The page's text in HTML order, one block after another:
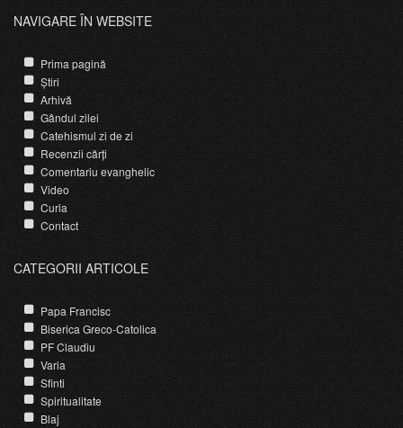
NAVIGARE ÎN WEBSITE
Prima pagină
Știri
Arhivă
Gândul zilei
Catehismul zi de zi
Recenzii cărți
Comentariu evanghelic
Video
Curia
Contact
CATEGORII ARTICOLE
Papa Francisc
Biserica Greco-Catolica
PF Claudiu
Varia
Sfinti
Spiritualitate
Blaj